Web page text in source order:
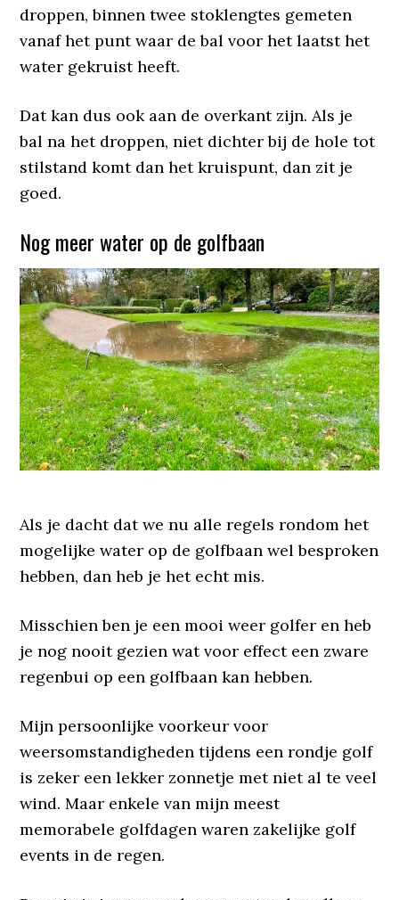
droppen, binnen twee stoklengtes gemeten
vanaf het punt waar de bal voor het laatst het
water gekruist heeft.
Dat kan dus ook aan de overkant zijn. Als je
bal na het droppen, niet dichter bij de hole tot
stilstand komt dan het kruispunt, dan zit je
goed.
Nog meer water op de golfbaan
Als je dacht dat we nu alle regels rondom het
mogelijke water op de golfbaan wel besproken
hebben, dan heb je het echt mis.
Misschien ben je een mooi weer golfer en heb
je nog nooit gezien wat voor effect een zware
regenbui op een golfbaan kan hebben.
Mijn persoonlijke voorkeur voor
weersomstandigheden tijdens een rondje golf
is zeker een lekker zonnetje met niet al te veel
wind. Maar enkele van mijn meest
memorabele golfdagen waren zakelijke golf
events in de regen.